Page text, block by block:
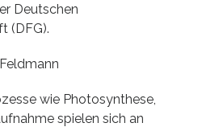
Deutschen
(DFG).
wie Photosynthese,
spielen sich an